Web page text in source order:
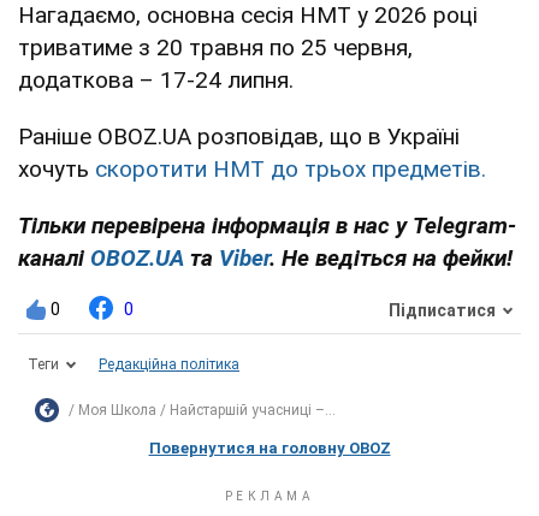
Нагадаємо, основна сесія НМТ у 2026 році
триватиме з 20 травня по 25 червня,
додаткова – 17-24 липня.
Раніше OBOZ.UA розповідав, що в Україні
хочуть скоротити НМТ до трьох предметів.
Тільки перевірена інформація в нас у Telegram-
каналі OBOZ.UA та Viber. Не ведіться на фейки!
0 0 Підписатися
Теги Редакційна політика
Моя Школа Найстаршій учасниці –...
Повернутися на головну OBOZ